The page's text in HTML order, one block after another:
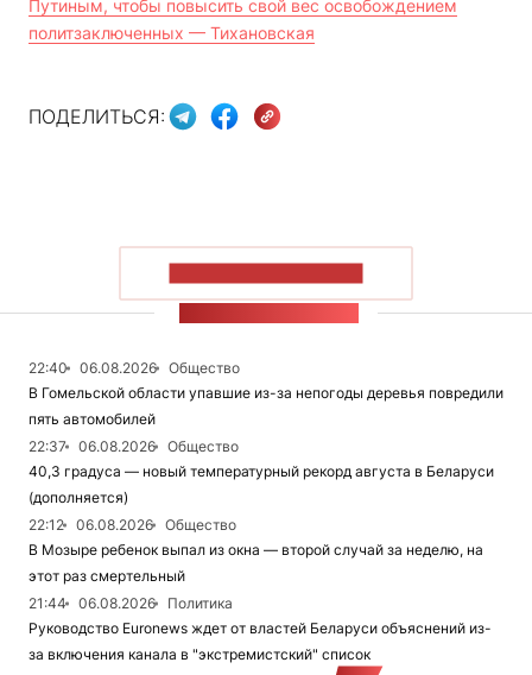
Путиным, чтобы повысить свой вес освобождением
политзаключенных — Тихановская
ПОДЕЛИТЬСЯ:
22:40 06.08.2026
Общество
В Гомельской области упавшие из-за непогоды деревья повредили
пять автомобилей
22:37
06.08.2026
Общество
40,3 градуса — новый температурный рекорд августа в Беларуси
(дополняется)
22:12
06.08.2026
Общество
В Мозыре ребенок выпал из окна — второй случай за неделю, на
этот раз смертельный
21:44
06.08.2026
Политика
Руководство Euronews ждет от властей Беларуси объяснений из-
за включения канала в "экстремистский" список